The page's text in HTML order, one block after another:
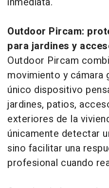
Outdoor Pircam:
para jardines y
Outdoor Pircam
movimiento y cámara
único dispositivo
jardines, patios,
exteriores de la
únicamente detectar
sino facilitar una
profesional cuando